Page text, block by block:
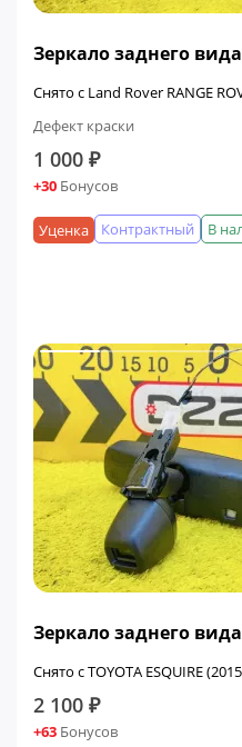
Зеркало заднего
Снято с Land Rover RANGE
Дефект краски
1 000 ₽
+30 Бонусов
В
Контрактный
Уценка
Зеркало заднего
Снято с TOYOTA ESQUIRE
2 100 ₽
+63 Бонусов